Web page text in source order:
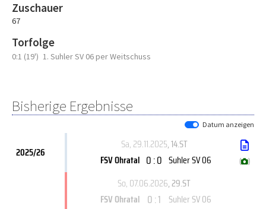
Zuschauer
67
Torfolge
0:1 (19') 1. Suhler SV 06 per Weitschuss
Bisherige Ergebnisse
Datum anzeigen
2025/26
Sa, 29.11.2025, 14.ST
FSV Ohratal 0 : 0 Suhler SV 06 ( )
So, 07.06.2026, 29.ST
FSV Ohratal 0 : 1 Suhler SV 06